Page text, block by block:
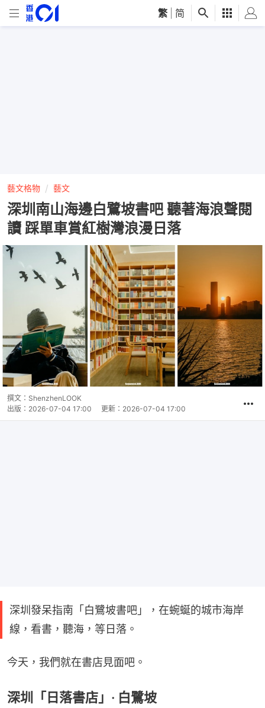
繁 简
藝文格物 藝文
深圳南山海邊白鷺坡書吧 聽著海浪聲閱
讀 踩單車賞紅樹灣浪漫日落
撰文： ShenzhenLOOK
出版： 2026-07-04 17:00 更新： 2026-07-04 17:00
深圳發呆指南「白鷺坡書吧」，在蜿蜒的城市海岸
線，看書，聽海，等日落。
今天，我們就在書店見面吧。
深圳「日落書店」· 白鷺坡